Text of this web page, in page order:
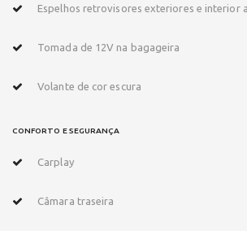
Espelhos retrovisores exteriores e interior
Tomada de 12V na bagageira
Volante de cor escura
CONFORTO E SEGURANÇA
Carplay
Câmara traseira